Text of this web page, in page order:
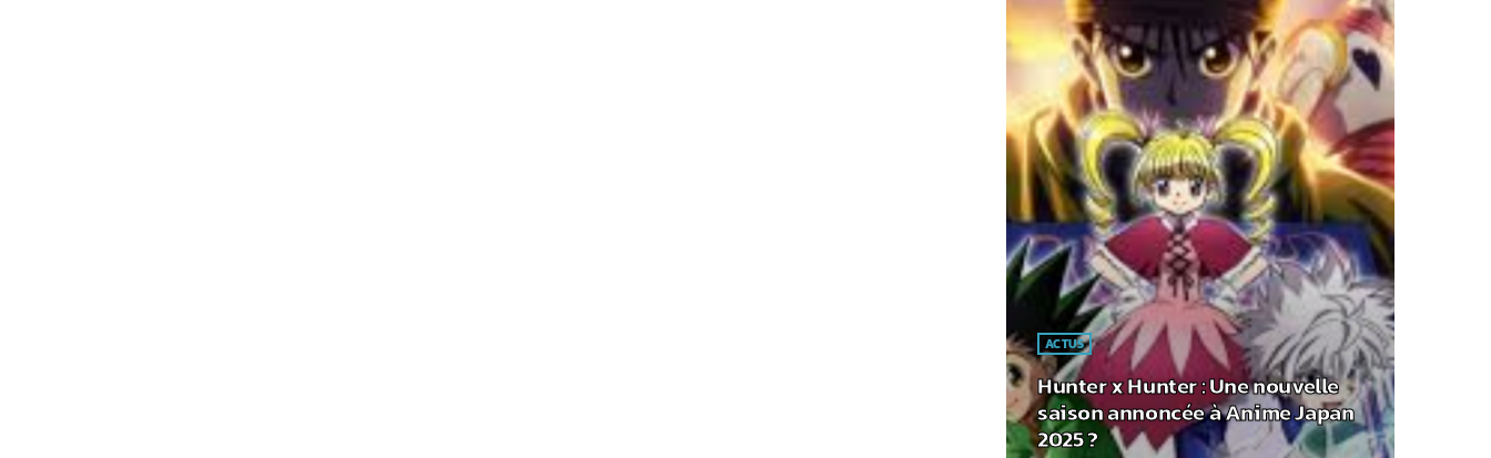
ACTUS
Hunter x Hunter : Une nouvelle
saison annoncée à Anime Japan
2025 ?